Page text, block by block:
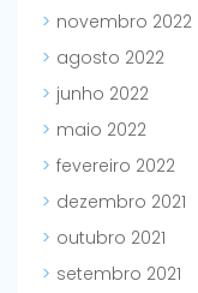
novembro 2022
agosto 2022
junho 2022
maio 2022
fevereiro 2022
dezembro 2021
outubro 2021
setembro 2021